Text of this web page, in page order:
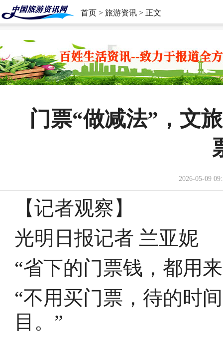
首页 > 旅游资讯 > 正文
门票“做减法”，文
2026-05-09
【记者观察】
光明日报记者 兰亚妮
“省下的门票钱，都用
“不用买门票，待的时
目。”